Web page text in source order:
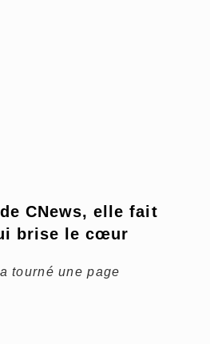
CNews, elle fait
brise le cœur
tourné une page